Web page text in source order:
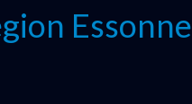
Essonne